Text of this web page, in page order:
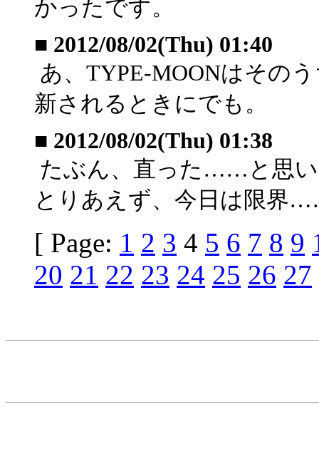
かったです。
■ 2012/08/02(Thu) 01:40
あ、TYPE-MOONはその
新されるときにでも。
■ 2012/08/02(Thu) 01:38
たぶん、直った……と思
とりあえず、今日は限界
[ Page: 1 2 3 4 5 6 7 8 9
20 21 22 23 24 25 26 27